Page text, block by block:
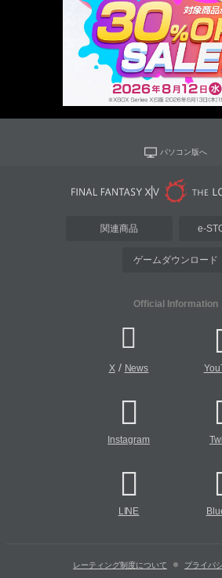
パソコン版へ
関連商品 e-
ゲームダウンロード
Official Information
X/ News
Instagram
LINE
レーティング制度について プライバ